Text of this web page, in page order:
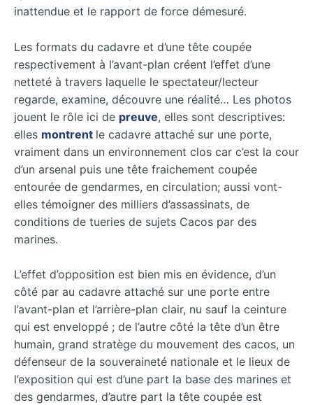
inattendue et le rapport de force démesuré.
Les formats du cadavre et d’une tête coupée
respectivement à l’avant-plan créent l’effet d’une
netteté à travers laquelle le spectateur/lecteur
regarde, examine, découvre une réalité… Les photos
jouent le rôle ici de preuve, elles sont descriptives:
elles montrent le cadavre attaché sur une porte,
vraiment dans un environnement clos car c’est la cour
d’un arsenal puis une tête fraichement coupée
entourée de gendarmes, en circulation; aussi vont-
elles témoigner des milliers d’assassinats, de
conditions de tueries de sujets Cacos par des
marines.
L’effet d’opposition est bien mis en évidence, d’un
côté par au cadavre attaché sur une porte entre
l’avant-plan et l’arrière-plan clair, nu sauf la ceinture
qui est enveloppé ; de l’autre côté la tête d’un être
humain, grand stratège du mouvement des cacos, un
défenseur de la souveraineté nationale et le lieux de
l’exposition qui est d’une part la base des marines et
des gendarmes, d’autre part la tête coupée est